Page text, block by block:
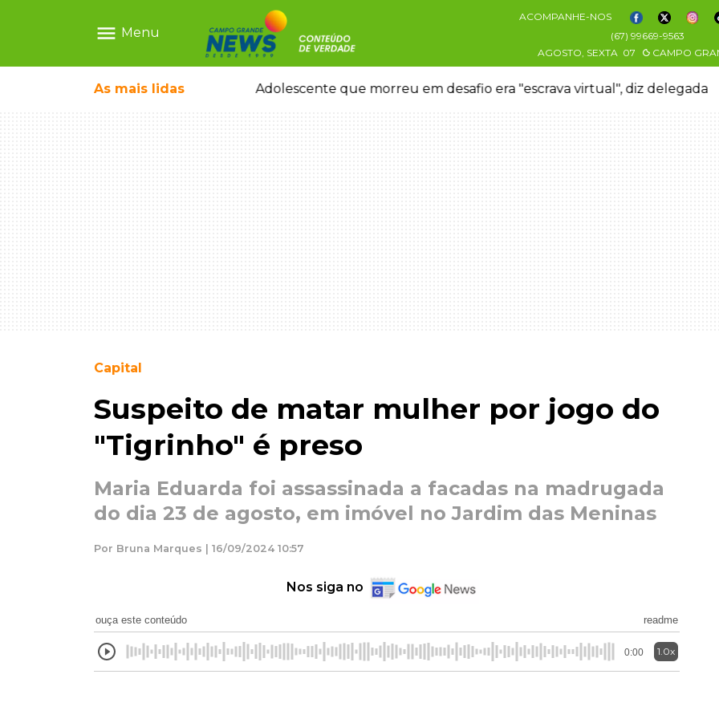
menu Menu
ACOMPANHE-NOS
(67) 99669-9563
AGOSTO, SEXTA 07 CAMPO
As mais lidas
dos projetos fora do comum Adolescente que morreu em desafio era "escrava virtual", diz delegada
Capital
Suspeito de matar mulher por jogo do
"Tigrinho" é preso
Maria Eduarda foi assassinada a facadas na madrugada
do dia 23 de agosto, em imóvel no Jardim das Meninas
Por Bruna Marques | 16/09/2024 10:57
Nos siga no
ouça este conteúdo readme
0:00 1.0x